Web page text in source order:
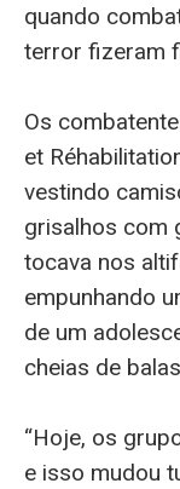
quando
terror fizeram
Os
et
vestindo
grisalhos com
tocava nos
empunhando
de um
cheias de
“Hoje, os
e isso mudou